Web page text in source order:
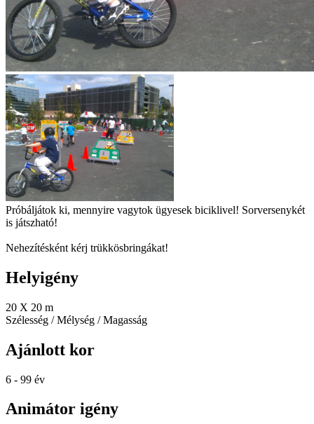
Próbáljátok ki, mennyire vagytok ügyesek biciklivel! Sorversenykét
is játszható!
Nehezítésként kérj trükkösbringákat!
Helyigény
20 X 20 m
Szélesség / Mélység / Magasság
Ajánlott kor
6 - 99 év
Animátor igény